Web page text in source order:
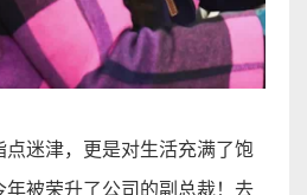
点迷津，更是对生活充满了饱
年被荣升了公司的副总裁！去